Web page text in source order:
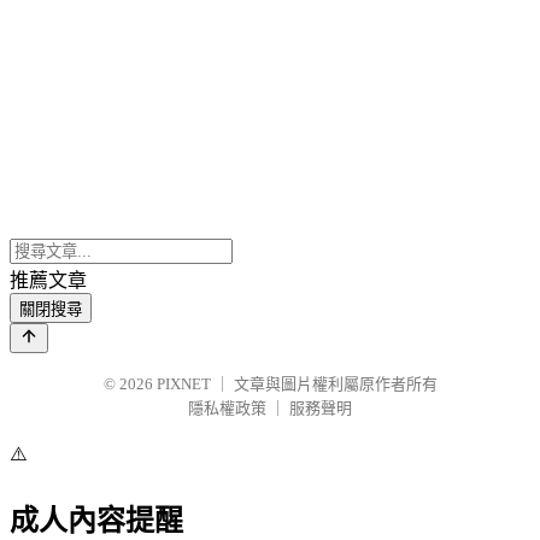
推薦文章
關閉搜尋
© 2026 PIXNET
文章與圖片權利屬原作者所有
隱私權政策
服務聲明
⚠️
成人內容提醒